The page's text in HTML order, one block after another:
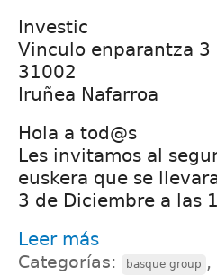
Investic
Vinculo enparantza 3
31002
Iruñea Nafarroa
Hola a tod@s
Les invitamos al
euskera que se
3 de Diciembre a las
Leer más
Categorías: basque group ,